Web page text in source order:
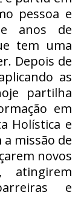
pessoa e
anos de
tem uma
Depois de
as
partilha
em
Holística e
missão de
novos
atingirem
e